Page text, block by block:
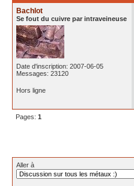
Bachlot
Se fout du cuivre par intraveineuse
Date d'inscription: 2007-06-05
Messages: 23120
Hors ligne
Pages: 1
Aller à